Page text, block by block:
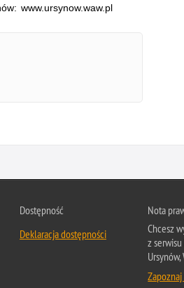
www.ursynow.waw.pl
Dostępność
Deklaracja dostępności
Nota
Chcesz
z